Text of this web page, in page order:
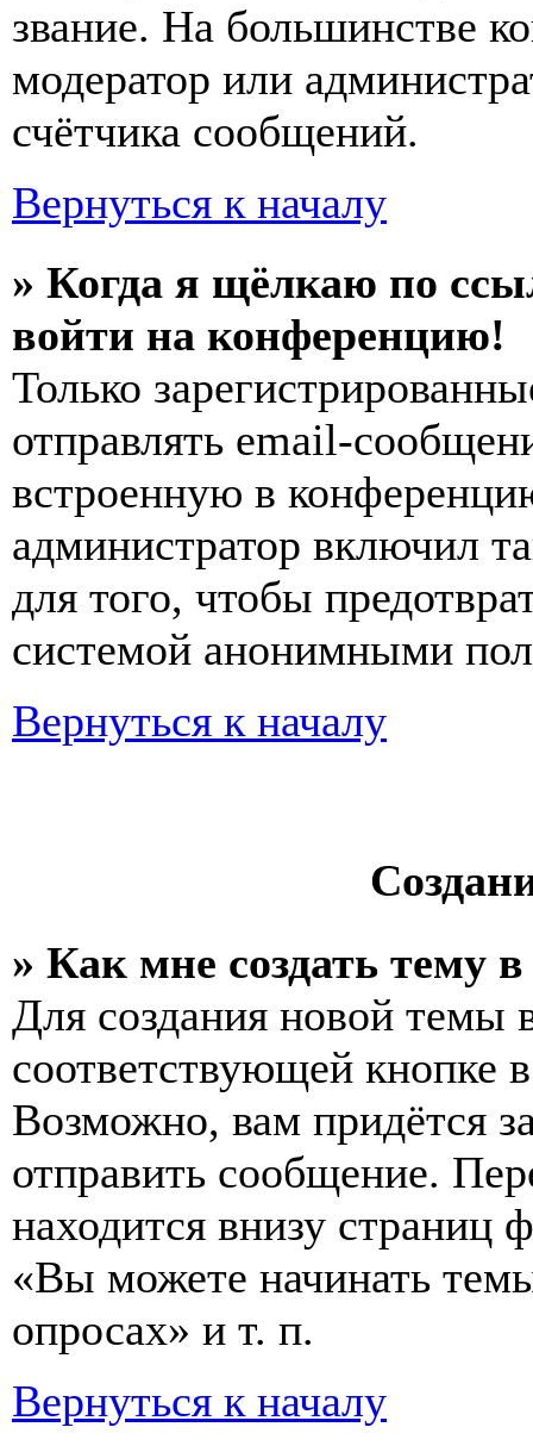
звание. На большинстве
модератор или
счётчика сообщений.
Вернуться к началу
» Когда я щёлкаю по
войти на конференцию!
Только
отправлять email-
встроенную в
администратор включил
для того, чтобы
системой анонимными
Вернуться к началу
» Как мне создать тему
Для создания новой темы
соответствующей кнопке
Возможно, вам придётся
отправить сообщение.
находится внизу
«Вы можете начинать
опросах» и т. п.
Вернуться к началу